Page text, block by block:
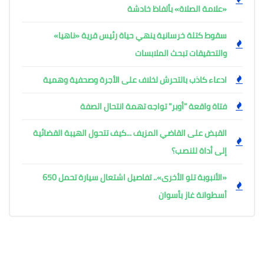
«علامة الصلاة» بألفاظ خادشة
سقوط كتلة خرسانية ينهي حياة رئيس قرية «ناهيا»
والتحقيقات تبحث الملابسات
ادعاء كاذب بالتحرش لخلاف على الأجرة وصحفية وهمية
فتاة واقعة "أوبر" تواجه تهمة انتحال الصفة
القبض على القاضي المزيف ...كيف تتحول الهيبة القضائية
إلى أداة للنصب؟
«الأنبوبة تلو الأخرى».. تفاصيل اشتعال سيارة تحمل 650
أسطوانة غاز بأسوان